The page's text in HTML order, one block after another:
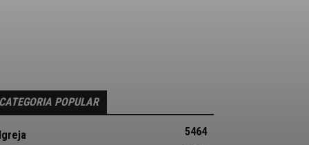
CATEGORIA POPULAR
Igreja
5464